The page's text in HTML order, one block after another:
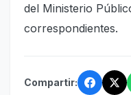
del Ministerio
correspondientes.
Compartir: